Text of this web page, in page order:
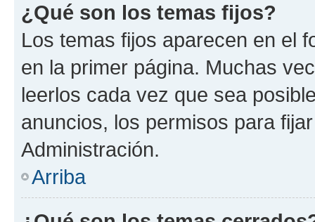
¿Qué son los temas fijos?
Los temas fijos aparecen en el
en la primer página. Muchas
leerlos cada vez que sea
anuncios, los permisos para
Administración.
Arriba